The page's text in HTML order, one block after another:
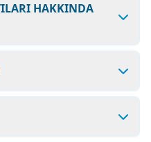
HAKKINDA